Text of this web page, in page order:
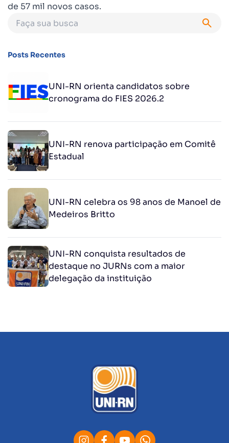
de 57 mil novos casos.
Posts Recentes
UNI-RN orienta candidatos sobre
cronograma do FIES 2026.2
UNI-RN renova participação em Comitê
Estadual
UNI-RN celebra os 98 anos de Manoel de
Medeiros Britto
UNI-RN conquista resultados de
destaque no JURNs com a maior
delegação da instituição